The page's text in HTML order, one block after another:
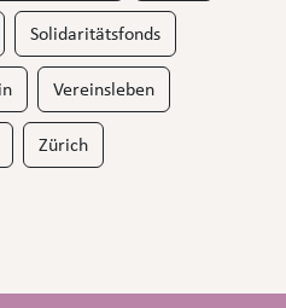
Solidaritätsfonds
Vereinsleben
Zürich